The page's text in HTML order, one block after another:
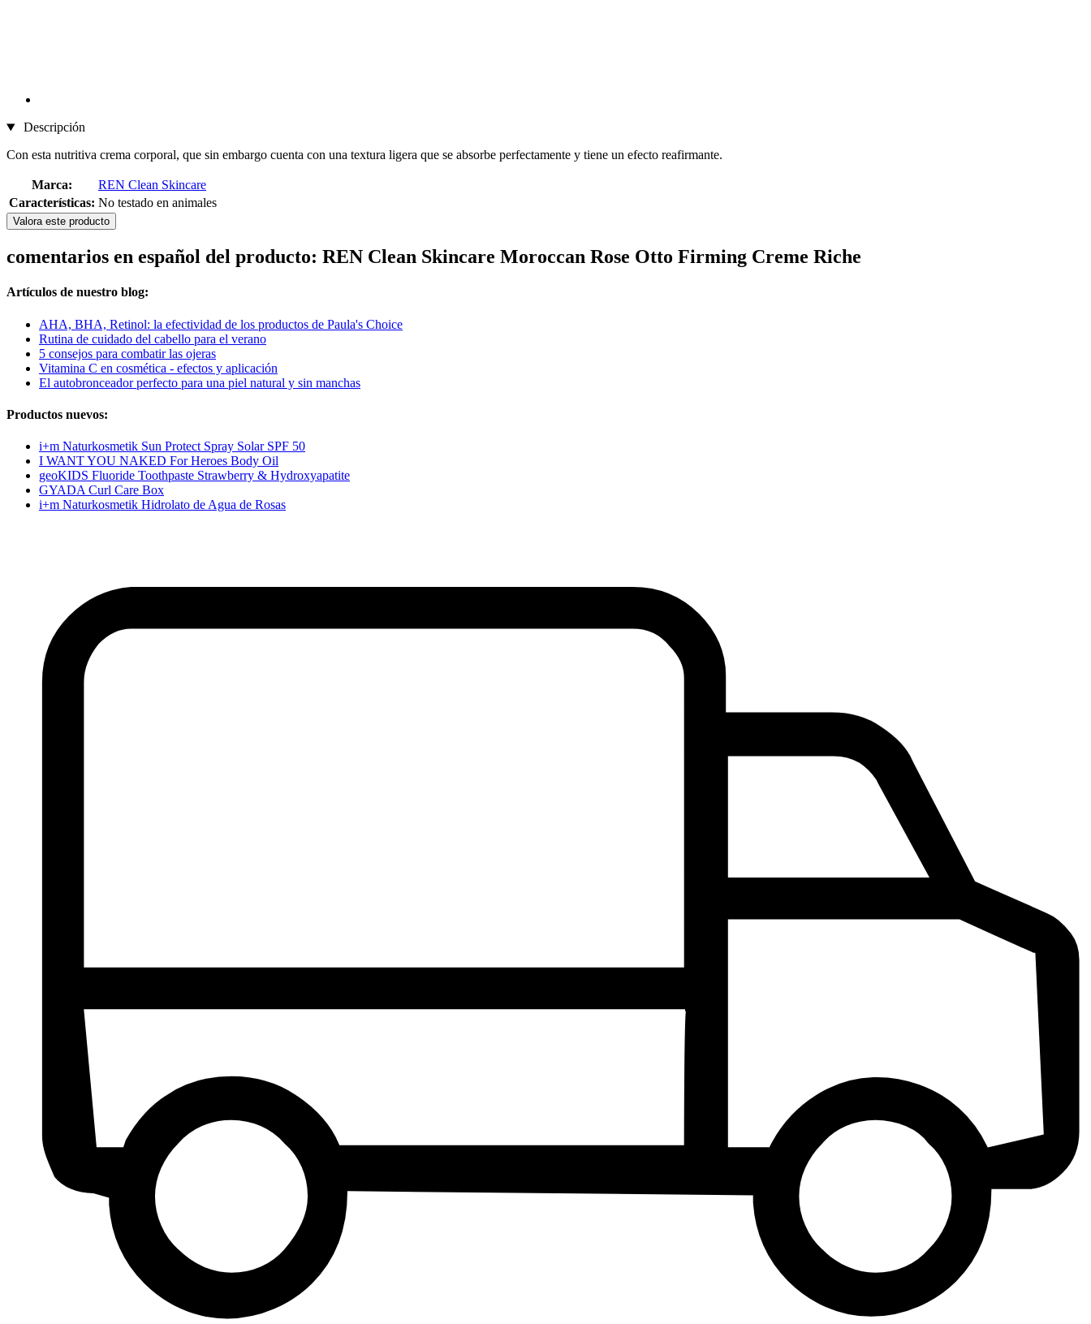
Descripción
Con esta nutritiva crema corporal, que sin embargo cuenta con una textura ligera que se absorbe perfectamente y tiene un efecto reafirmante.
Marca:
REN Clean Skincare
Características: No testado en animales
Valora este producto
comentarios en español del producto: REN Clean Skincare Moroccan Rose Otto Firming Creme Riche
Artículos de nuestro blog:
AHA, BHA, Retinol: la efectividad de los productos de Paula's Choice
Rutina de cuidado del cabello para el verano
5 consejos para combatir las ojeras
Vitamina C en cosmética - efectos y aplicación
El autobronceador perfecto para una piel natural y sin manchas
Productos nuevos:
i+m Naturkosmetik Sun Protect Spray Solar SPF 50
I WANT YOU NAKED For Heroes Body Oil
geoKIDS Fluoride Toothpaste Strawberry & Hydroxyapatite
GYADA Curl Care Box
i+m Naturkosmetik Hidrolato de Agua de Rosas